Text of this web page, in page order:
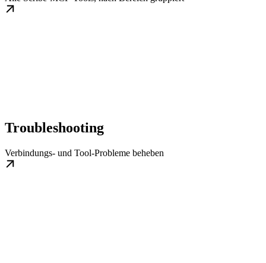
Troubleshooting
Verbindungs- und Tool-Probleme beheben